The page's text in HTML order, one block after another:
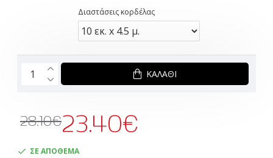
ΣΕ ΑΠΟΘΕΜΑ
23.40€
28.10€
Διαστάσεις κορδέλας
ΚΑΛΆΘΙ